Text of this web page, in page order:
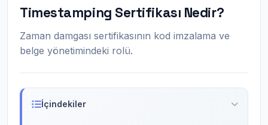
Timestamping Sertifikası Nedir?
Zaman damgası sertifikasının kod imzalama ve
belge yönetimindeki rolü.
İçindekiler